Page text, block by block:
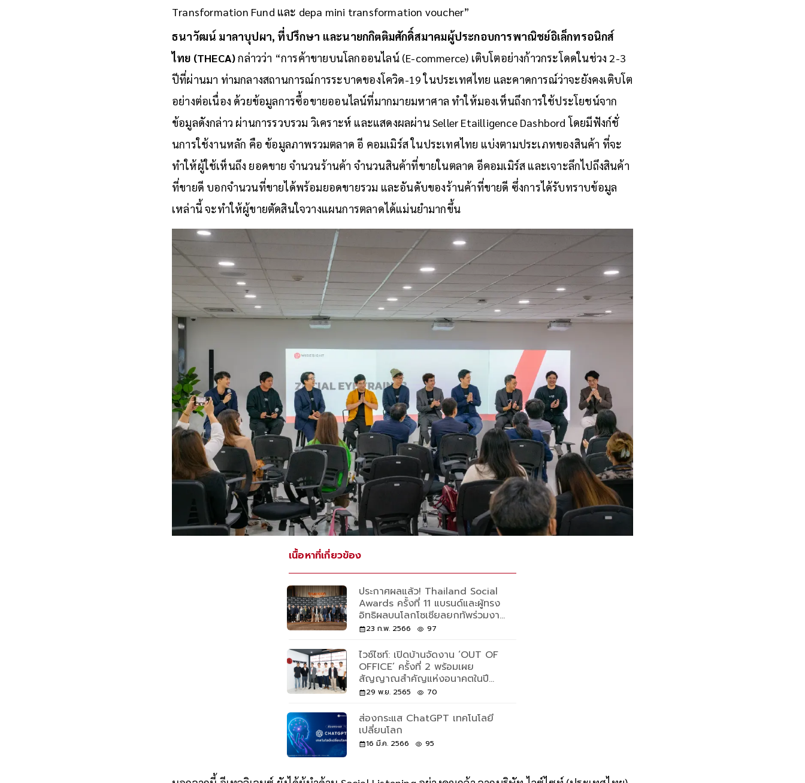
Transformation Fund และ depa mini transformation voucher”
ธนาวัฒน์ มาลาบุปผา, ที่ปรึกษา และนายกกิตติมศักดิ์สมาคมผู้ประกอบการพาณิชย์อิเล็กทรอนิกส์
ไทย (THECA)กล่าวว่า “การค้าขายบนโลกออนไลน์ (E-commerce) เติบโตอย่างก้าวกระโดดในช่วง 2-3
ปีที่ผ่านมา ท่ามกลางสถานการณ์การระบาดของโควิด-19 ในประเทศไทย และคาดการณ์ว่าจะยังคงเติบโต
อย่างต่อเนื่อง ด้วยข้อมูลการซื้อขายออนไลน์ที่มากมายมหาศาล ทำให้มองเห็นถึงการใช้ประโยชน์จาก
ข้อมูลดังกล่าว ผ่านการรวบรวม วิเคราะห์ และแสดงผลผ่าน Seller Etailligence Dashbord โดยมีฟังก์ชั่
นการใช้งานหลัก คือ ข้อมูลภาพรวมตลาด อี คอมเมิร์ส ในประเทศไทย แบ่งตามประเภทของสินค้า ที่จะ
ทำให้ผู้ใช้เห็นถึง ยอดขาย จำนวนร้านค้า จำนวนสินค้าที่ขายในตลาด อีคอมเมิร์ส และเจาะลึกไปถึงสินค้า
ที่ขายดี บอกจำนวนที่ขายได้พร้อมยอดขายรวม และอันดับของร้านค้าที่ขายดี ซึ่งการได้รับทราบข้อมูล
เหล่านี้ จะทำให้ผู้ขายตัดสินใจวางแผนการตลาดได้แม่นยำมากขึ้น
เนื้อหาที่เกี่ยวข้อง
ประกาศผลแล้ว! Thailand Social
Awards ครั้งที่ 11 แบรนด์และผู้ทรง
อิทธิผลบนโลกโซเชียลยกทัพร่วมงาน
คับคั่ง
23 ก.พ. 2566 97
ไวซ์ไซท์: เปิดบ้านจัดงาน ‘OUT OF
OFFICE’ ครั้งที่ 2 พร้อมเผย
สัญญาณสำคัญแห่งอนาคตในปี
2023
29 พ.ย. 2565 70
ส่องกระแส ChatGPT เทคโนโลยี
เปลี่ยนโลก
16 มี.ค. 2566 95